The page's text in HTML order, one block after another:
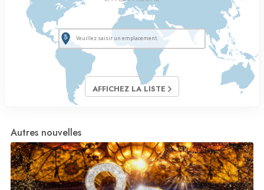
AFFICHEZ LA LISTE
Autres nouvelles